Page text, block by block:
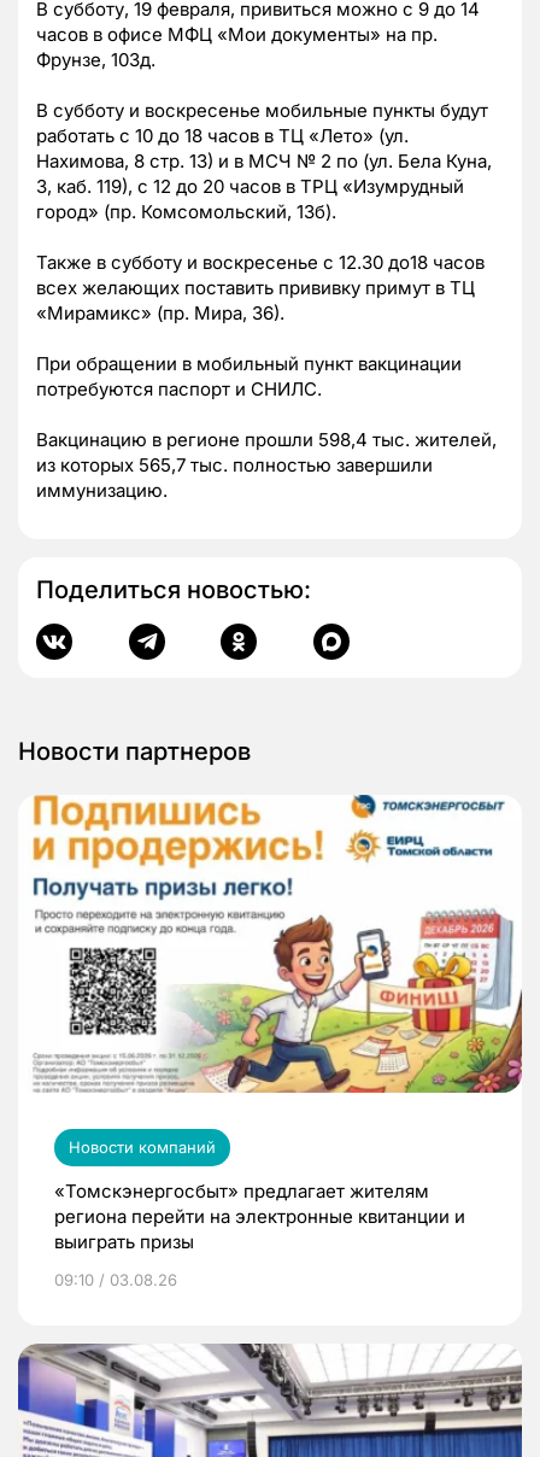
В субботу, 19 февраля, привиться можно с 9 до 14
часов в офисе МФЦ «Мои документы» на пр.
Фрунзе, 103д.
В субботу и воскресенье мобильные пункты будут
работать с 10 до 18 часов в ТЦ «Лето» (ул.
Нахимова, 8 стр. 13) и в МСЧ № 2 по (ул. Бела Куна,
3, каб. 119), с 12 до 20 часов в ТРЦ «Изумрудный
город» (пр. Комсомольский, 13б).
Также в субботу и воскресенье с 12.30 до18 часов
всех желающих поставить прививку примут в ТЦ
«Мирамикс» (пр. Мира, 36).
При обращении в мобильный пункт вакцинации
потребуются паспорт и СНИЛС.
Вакцинацию в регионе прошли 598,4 тыс. жителей,
из которых 565,7 тыс. полностью завершили
иммунизацию.
Поделиться новостью:
Новости партнеров
Новости компаний
«Томскэнергосбыт» предлагает жителям
региона перейти на электронные квитанции и
выиграть призы
09:10 / 03.08.26